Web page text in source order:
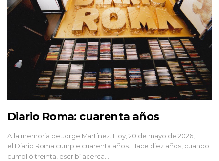
Diario Roma: cuarenta años
A la memoria de Jorge Martínez. Hoy, 20 de mayo de 2026,
el Diario Roma cumple cuarenta años. Hace diez años, cuando
cumplió treinta, escribí acerca…